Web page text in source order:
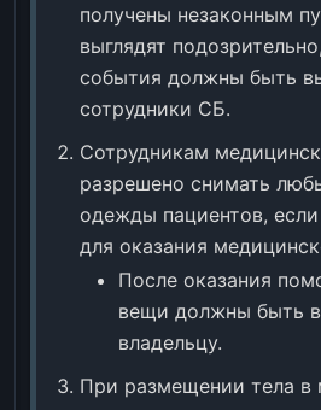
получены незаконным
выглядят
события должны быть
сотрудники СБ.
Сотрудникам
разрешено снимать
одежды пациентов,
для оказания
После оказания
вещи должны быть
владельцу.
При размещении тела в